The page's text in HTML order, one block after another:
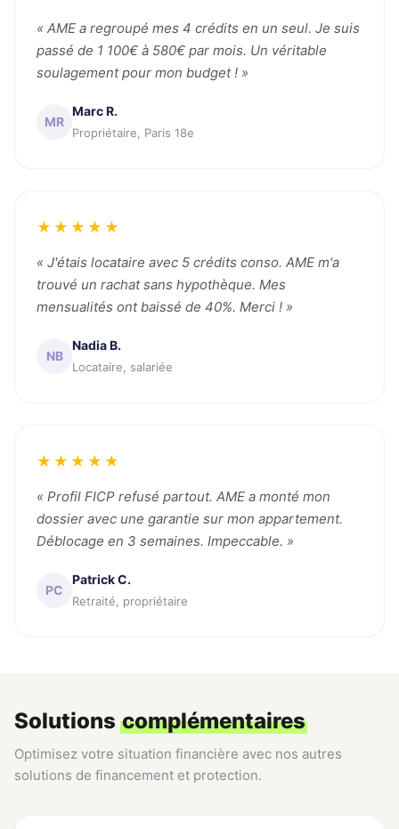
« AME a regroupé mes 4 crédits en un seul. Je suis
passé de 1 100€ à 580€ par mois. Un véritable
soulagement pour mon budget ! »
MR
Marc R.
Propriétaire, Paris 18e
★★★★★
« J'étais locataire avec 5 crédits conso. AME m'a
trouvé un rachat sans hypothèque. Mes
mensualités ont baissé de 40%. Merci ! »
NB
Nadia B.
Locataire, salariée
★★★★★
« Profil FICP refusé partout. AME a monté mon
dossier avec une garantie sur mon appartement.
Déblocage en 3 semaines. Impeccable. »
PC
Patrick C.
Retraité, propriétaire
Solutions complémentaires
Optimisez votre situation financière avec nos autres
solutions de financement et protection.